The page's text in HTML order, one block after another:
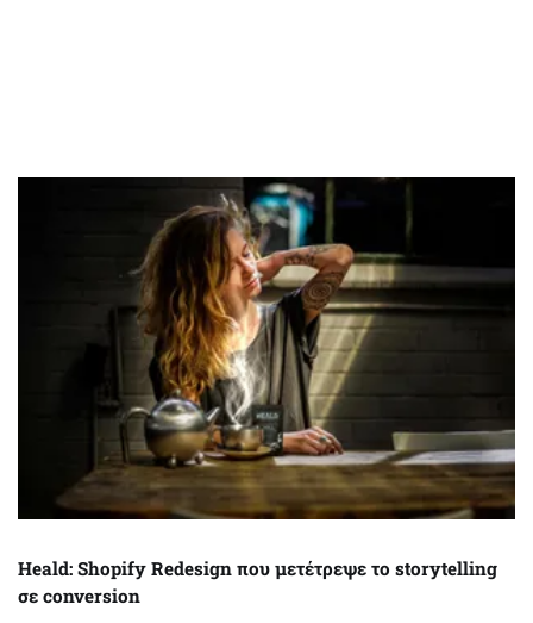
Heald: Shopify Redesign που μετέτρεψε το storytelling
σε conversion